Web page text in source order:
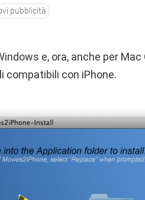
pubblicità
e, ora, anche per
compatibili con iPhone.